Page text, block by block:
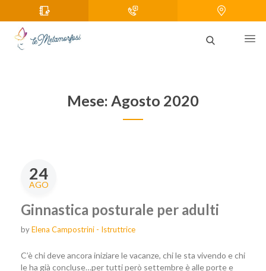
Mese: Agosto 2020
24
AGO
Ginnastica posturale per adulti
byElena Campostrini - Istruttrice
C’è chi deve ancora iniziare le vacanze, chi le sta vivendo e chi
le ha già concluse…per tutti però settembre è alle porte e